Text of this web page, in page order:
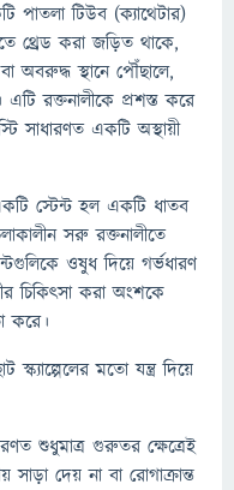
পাতলা টিউব (ক্যাথেটার)
থ্রেড করা জড়িত থাকে,
অবরুদ্ধ স্থানে পৌঁছালে,
রক্তনালীকে প্রশস্ত করে
সাধারণত একটি অস্থায়ী
স্টেন্ট হল একটি ধাতব
সরু রক্তনালীতে
ওষুধ দিয়ে গর্ভধারণ
চিকিত্সা করা অংশকে
করে।
মতো যন্ত্র দিয়ে
শুধুমাত্র গুরুতর ক্ষেত্রেই
সাড়া দেয় না বা রোগাক্রান্ত